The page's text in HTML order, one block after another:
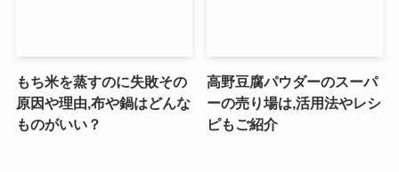
もち米を蒸すのに失敗その
原因や理由,布や鍋はどんな
ものがいい？
高野豆腐パウダーのスーパ
ーの売り場は,活用法やレシ
ピもご紹介